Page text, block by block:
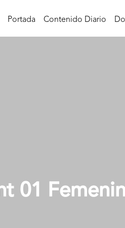
Portada Contenido Diario
01